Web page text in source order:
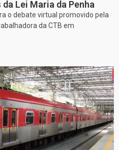
Lei Maria da Penha
o debate virtual promovido pela
da CTB em